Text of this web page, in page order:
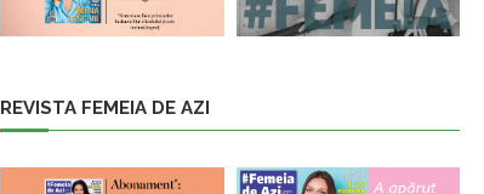
REVISTA FEMEIA DE AZI